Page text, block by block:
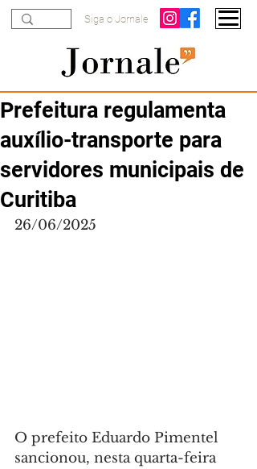
Siga o Jornale
Prefeitura regulamenta
auxílio-transporte para
servidores municipais de
Curitiba
26/06/2025
O prefeito Eduardo Pimentel
sancionou, nesta quarta-feira